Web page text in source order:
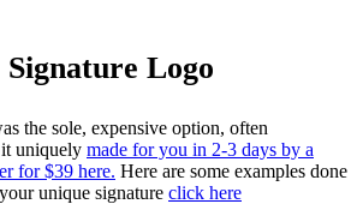
Logo
the sole, expensive option, often
uniquely made for you in 2-3 days by a
for $39 here. Here are some examples done
unique signature click here